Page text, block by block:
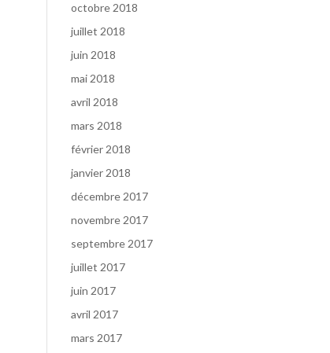
octobre 2018
juillet 2018
juin 2018
mai 2018
avril 2018
mars 2018
février 2018
janvier 2018
décembre 2017
novembre 2017
septembre 2017
juillet 2017
juin 2017
avril 2017
mars 2017